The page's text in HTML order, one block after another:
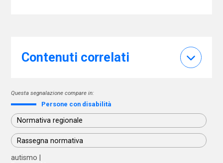
Contenuti correlati
Questa segnalazione compare in:
Persone con disabilità
Normativa regionale
Rassegna normativa
autismo